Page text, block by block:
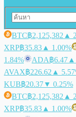
BTC฿2,125,382 ▲
XRP฿35.83 ▲ 1.00%
1.84%
ADA฿6.47 ▲
AVAX฿226.62 ▲
KUB฿20.37▼ 0.25%
BTC฿2,125,382 ▲
XRP฿35.83 ▲ 1.00%